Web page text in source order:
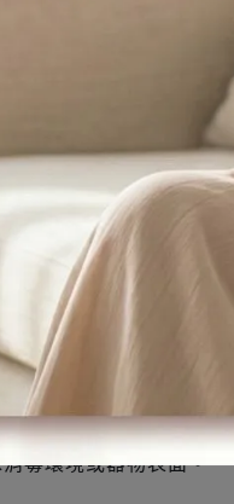
患者後，應以肥皂或
毒環境或器物表面。